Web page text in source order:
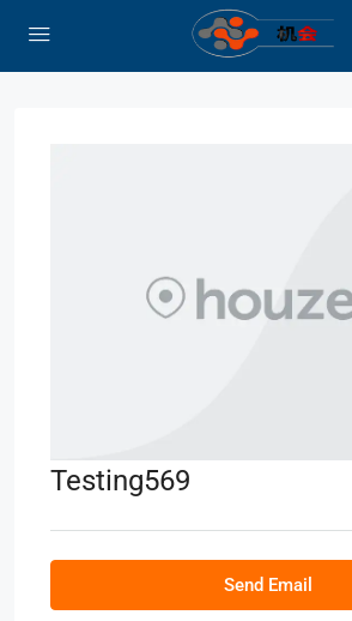
Testing569
Send Email